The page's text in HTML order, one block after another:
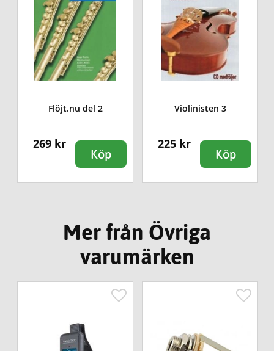
Flöjt.nu del 2
269 kr
Köp
Violinisten 3
225 kr
Köp
Mer från Övriga
varumärken